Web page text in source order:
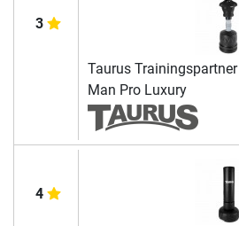
3
Taurus Trainingspartner
Man Pro Luxury
4